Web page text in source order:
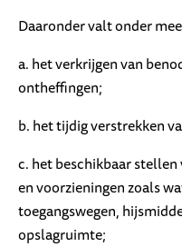
Daaronder valt onder
a. het verkrijgen van
ontheffingen;
b. het tijdig verstrekken
c. het beschikbaar
en voorzieningen zoals
toegangswegen,
opslagruimte;